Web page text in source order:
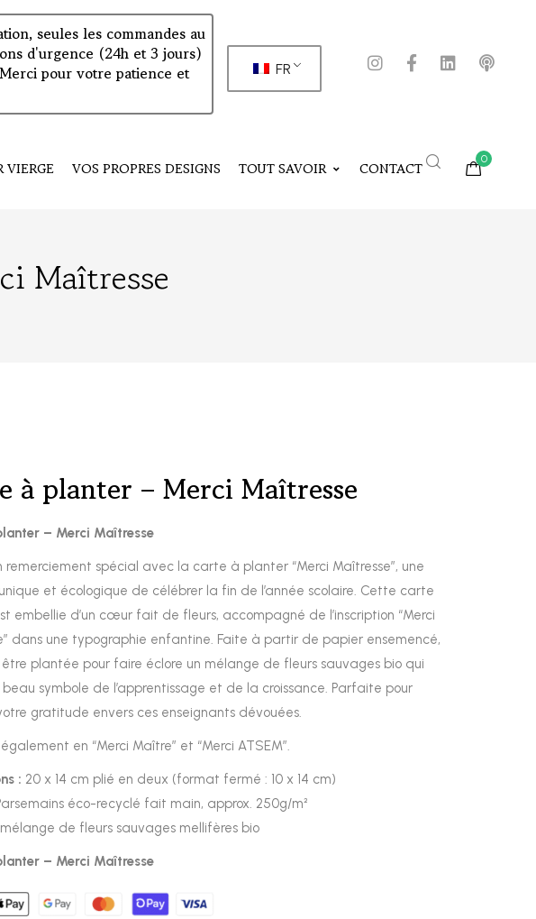
seules les commandes au
d'urgence (24h et 3 jours)
pour votre patience et
FR
VIERGE VOS PROPRES DESIGNS TOUT SAVOIR CONTACT
0
Maîtresse
à planter – Merci Maîtresse
– Merci Maîtresse
remerciement spécial avec la carte à planter “Merci Maîtresse”, une
et écologique de célébrer la fin de l’année scolaire. Cette carte
embellie d’un cœur fait de fleurs, accompagné de l’inscription “Merci
dans une typographie enfantine. Faite à partir de papier ensemencé,
plantée pour faire éclore un mélange de fleurs sauvages bio qui
beau symbole de l’apprentissage et de la croissance. Parfaite pour
gratitude envers ces enseignants dévouées.
en “Merci Maître” et “Merci ATSEM”.
: 20 x 14 cm plié en deux (format fermé : 10 x 14 cm)
éco-recyclé fait main, approx. 250g/m²
de fleurs sauvages mellifères bio
– Merci Maîtresse